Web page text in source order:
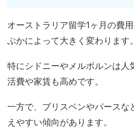
オーストラリア留学1ヶ月の費
ぶかによって大きく変わります。
特にシドニーやメルボルンは人
活費や家賃も高めです。
一方で、ブリスベンやパースな
えやすい傾向があります。